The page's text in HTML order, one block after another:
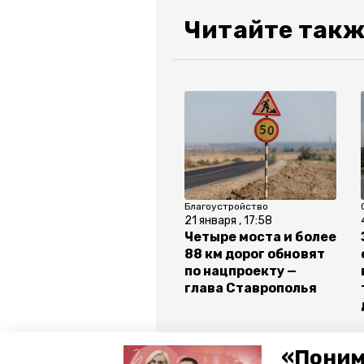
Читайте
Благоустройство
21 января , 17:58
Четыре моста и более
88 км дорог обновят
по нацпроекту —
глава Ставрополья
Все новости